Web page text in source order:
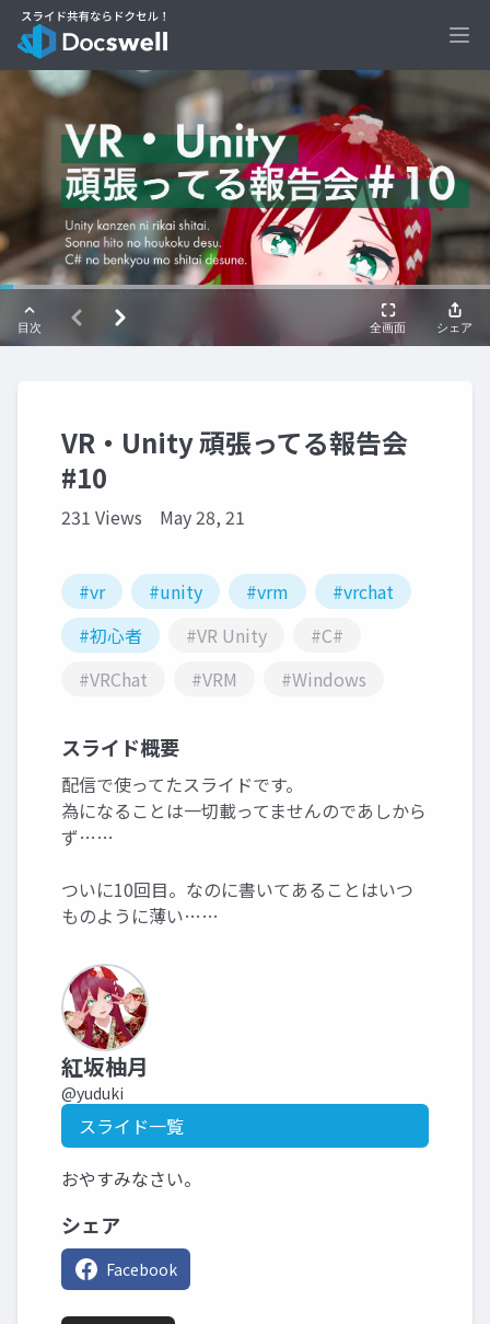
VR・Unity 頑張ってる報告会
#10
231 Views May 28, 21
#vr #unity #vrm
#vrchat
#初心者
#VR Unity
#C#
#VRChat
#VRM #Windows
スライド概要
配信で使ってたスライドです。
為になることは一切載ってませんのであしから
ず……
ついに10回目。なのに書いてあることはいつ
ものように薄い……
紅坂柚月
@yuduki
スライド一覧
おやすみなさい。
シェア
Facebook